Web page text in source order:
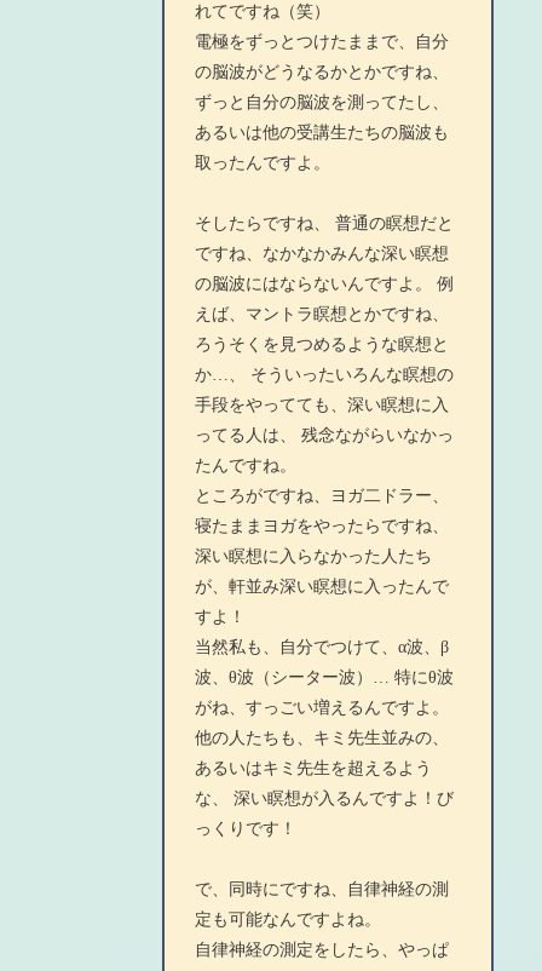
れてですね（笑）
電極をずっとつけたままで、自分
の脳波がどうなるかとかですね、
ずっと自分の脳波を測ってたし、
あるいは他の受講生たちの脳波も
取ったんですよ。
そしたらですね、 普通の瞑想だと
ですね、なかなかみんな深い瞑想
の脳波にはならないんですよ。 例
えば、マントラ瞑想とかですね、
ろうそくを見つめるような瞑想と
か…、 そういったいろんな瞑想の
手段をやってても、深い瞑想に入
ってる人は、 残念ながらいなかっ
たんですね。
ところがですね、ヨガ二ドラー、
寝たままヨガをやったらですね、
深い瞑想に入らなかった人たち
が、軒並み深い瞑想に入ったんで
すよ！
当然私も、自分でつけて、α波、β
波、θ波（シーター波）… 特にθ波
がね、すっごい増えるんですよ。
他の人たちも、キミ先生並みの、
あるいはキミ先生を超えるよう
な、 深い瞑想が入るんですよ！び
っくりです！
で、同時にですね、自律神経の測
定も可能なんですよね。
自律神経の測定をしたら、やっぱ